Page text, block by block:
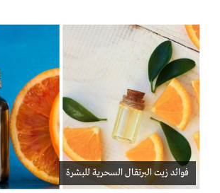
فوائد زيت البرتقال السحرية للبشرة